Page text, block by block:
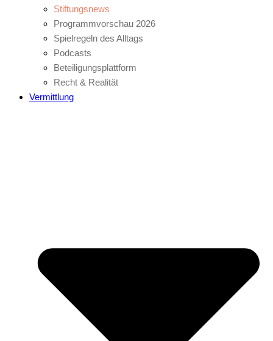
Stiftungsnews
Programmvorschau 2026
Spielregeln des Alltags
Podcasts
Beteiligungsplattform
Recht & Realität
Vermittlung